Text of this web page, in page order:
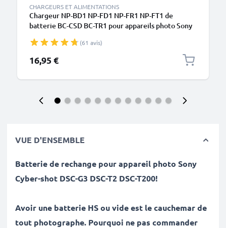
CHARGEURS ET ALIMENTATIONS
Chargeur NP-BD1 NP-FD1 NP-FR1 NP-FT1 de
batterie BC-CSD BC-TR1 pour appareils photo Sony
T700 T75 T77 T90 T900 DSC-TX1 de CELLONIC
(61 avis)
16,95 €
VUE D'ENSEMBLE
Batterie de rechange pour appareil photo Sony
Cyber-shot DSC-G3 DSC-T2 DSC-T200!
Avoir une batterie HS ou vide est le cauchemar de
tout photographe. Pourquoi ne pas commander